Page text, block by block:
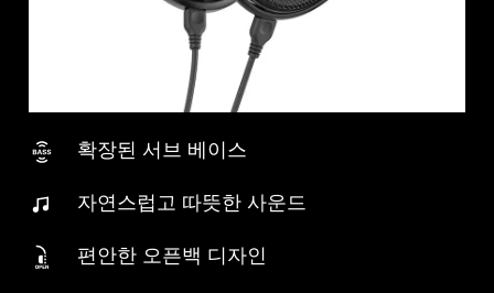
확장된 서브 베이스
자연스럽고 따뜻한 사운드
편안한 오픈백 디자인